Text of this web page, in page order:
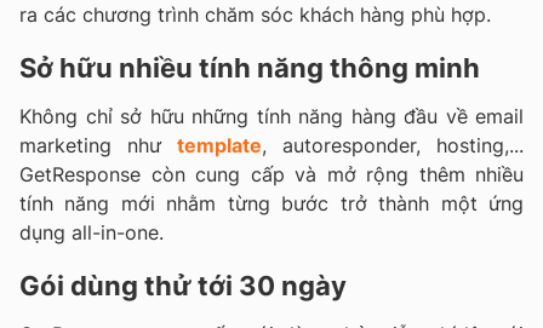
ra các chương trình chăm sóc khách hàng phù hợp.
Sở hữu nhiều tính năng thông minh
Không chỉ sở hữu những tính năng hàng đầu về email
marketing như template, autoresponder, hosting,...
GetResponse còn cung cấp và mở rộng thêm nhiều
tính năng mới nhằm từng bước trở thành một ứng
dụng all-in-one.
Gói dùng thử tới 30 ngày